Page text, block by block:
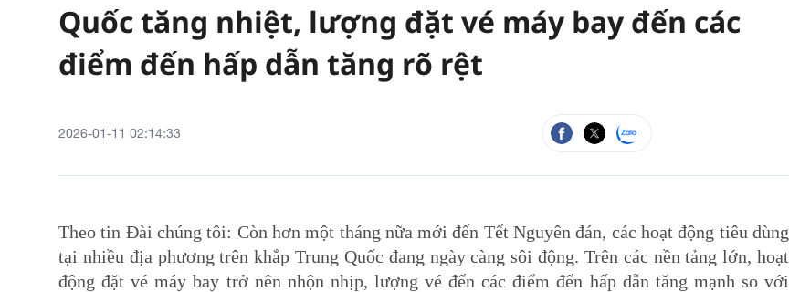
Quốc tăng nhiệt, lượng đặt vé máy bay đến các
điểm đến hấp dẫn tăng rõ rệt
2026-01-11 02:14:33
Theo tin Đài chúng tôi: Còn hơn một tháng nữa mới đến Tết Nguyên đán, các hoạt động tiêu dùng
tại nhiều địa phương trên khắp Trung Quốc đang ngày càng sôi động. Trên các nền tảng lớn, hoạt
động đặt vé máy bay trở nên nhộn nhịp, lượng vé đến các điểm đến hấp dẫn tăng mạnh so với